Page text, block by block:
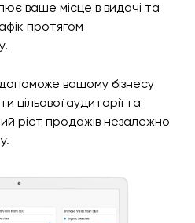
ваше місце в видачі та
протягом
вашому бізнесу
цільової аудиторії та
ріст продажів незалежно